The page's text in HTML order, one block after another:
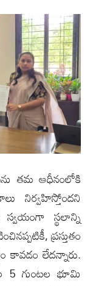
తమ ఆధీనంలోకి
నిర్వహిస్తోందని
స్థలాన్ని
ప్రస్తుతం
కావడం లేదన్నారు.
గుంటల భూమి